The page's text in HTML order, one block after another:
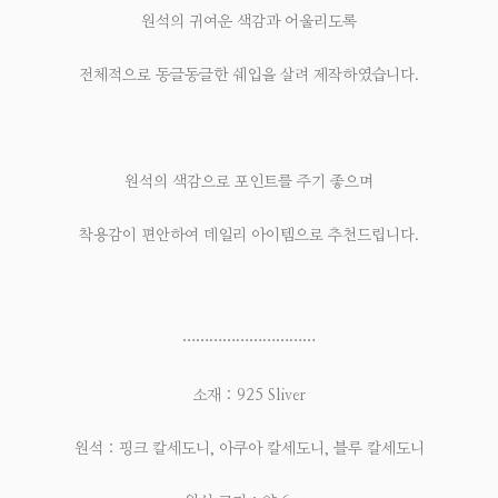
원석의 귀여운 색감과 어울리도록
전체적으로 동글동글한 쉐입을 살려 제작하였습니다.
원석의 색감으로 포인트를 주기 좋으며
착용감이 편안하여 데일리 아이템으로 추천드립니다.
…………………………
소재 : 925 Sliver
원석 : 핑크 칼세도니, 아쿠아 칼세도니, 블루 칼세도니